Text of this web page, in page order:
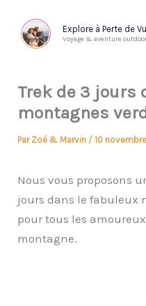
contenu
Explore à Perte de
Voyage & aventure
Trek de 3 jours
montagnes
Par Zoé & Marvin / 10
Nous vous proposons
jours dans le fabuleux
pour tous les
montagne.